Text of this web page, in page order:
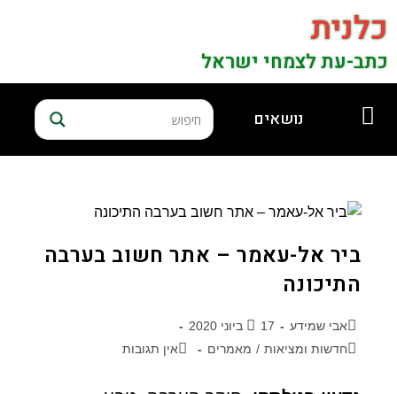
כלנית
כתב-עת לצמחי ישראל
נושאים
ביר אל-עאמר – אתר חשוב בערבה
התיכונה
אבי שמידע
17 ביוני 2020
חדשות ומציאות / מאמרים אין תגובות